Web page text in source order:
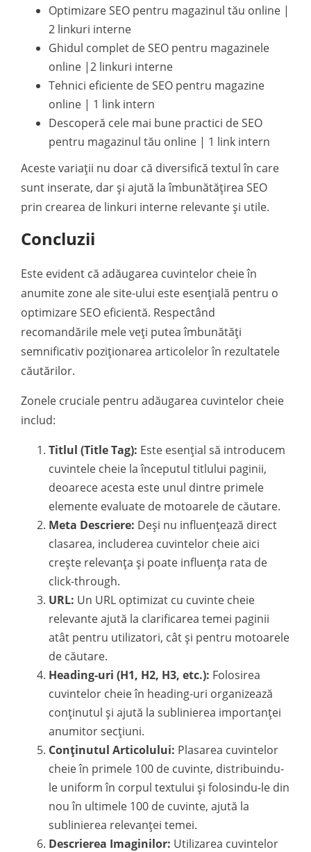
Optimizare SEO pentru magazinul tău online |
2 linkuri interne
Ghidul complet de SEO pentru magazinele
online |2 linkuri interne
Tehnici eficiente de SEO pentru magazine
online | 1 link intern
Descoperă cele mai bune practici de SEO
pentru magazinul tău online | 1 link intern
Aceste variații nu doar că diversifică textul în care
sunt inserate, dar și ajută la îmbunătățirea SEO
prin crearea de linkuri interne relevante și utile.
Concluzii
Este evident că adăugarea cuvintelor cheie în
anumite zone ale site-ului este esențială pentru o
optimizare SEO eficientă. Respectând
recomandările mele veți putea îmbunătăți
semnificativ poziționarea articolelor în rezultatele
căutărilor.
Zonele cruciale pentru adăugarea cuvintelor cheie
includ:
Titlul (Title Tag): Este esențial să introducem
cuvintele cheie la începutul titlului paginii,
deoarece acesta este unul dintre primele
elemente evaluate de motoarele de căutare.
Meta Descriere: Deși nu influențează direct
clasarea, includerea cuvintelor cheie aici
crește relevanța și poate influența rata de
click-through.
URL: Un URL optimizat cu cuvinte cheie
relevante ajută la clarificarea temei paginii
atât pentru utilizatori, cât și pentru motoarele
de căutare.
Heading-uri (H1, H2, H3, etc.): Folosirea
cuvintelor cheie în heading-uri organizează
conținutul și ajută la sublinierea importanței
anumitor secțiuni.
Conținutul Articolului: Plasarea cuvintelor
cheie în primele 100 de cuvinte, distribuindu-
le uniform în corpul textului și folosindu-le din
nou în ultimele 100 de cuvinte, ajută la
sublinierea relevanței temei.
Descrierea Imaginilor: Utilizarea cuvintelor